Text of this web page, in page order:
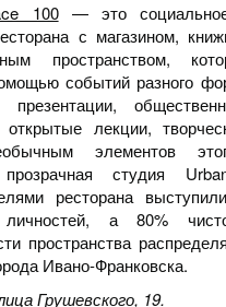
100— это
с магазином,
пространством,
событий разного
презентации,
открытые лекции,
элементов
прозрачная студия
ресторана
личностей, а 80%
пространства
Ивано-Франковска.
Грушевского, 19.